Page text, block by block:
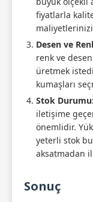
fiyatlarla
Desen ve
renk ve
üretmek
kumaşları
Stok Durumu:
iletişime
önemlidir.
yeterli stok
aksatmadan
Sonuç